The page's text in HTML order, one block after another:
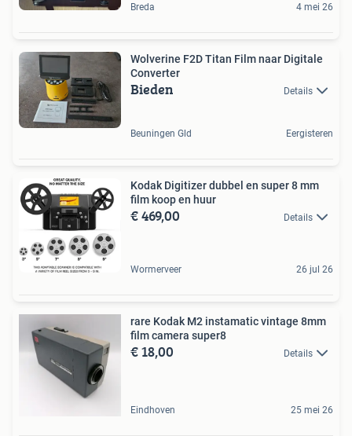
Breda 4 mei 26
Wolverine F2D Titan Film naar Digitale
Converter
Bieden Details
Beuningen Gld Eergisteren
Kodak Digitizer dubbel en super 8 mm
film koop en huur
€ 469,00 Details
Wormerveer 26 jul 26
rare Kodak M2 instamatic vintage 8mm
film camera super8
€ 18,00 Details
Eindhoven 25 mei 26